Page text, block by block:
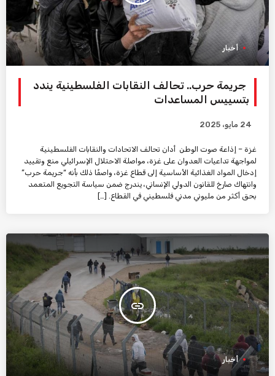
أخبار
جريمة حرب.. تحالف النقابات الفلسطينية يندد
بتسييس المساعدات
24 مايو، 2025
غزة – إذاعة صوت الوطن أدان تحالف الاتحادات والنقابات الفلسطينية
لمواجهة تداعيات العدوان على غزة، مواصلة الاحتلال الإسرائيلي منع وتقييد
إدخال المواد الغذائية الأساسية إلى قطاع غزة، واصفًا ذلك بأنه “جريمة حرب”
وانتهاك صارخ للقانون الدولي الإنساني، يندرج ضمن سياسة التجويع المتعمد
بحق أكثر من مليوني مدني فلسطيني في القطاع. […]
insert_link
أخبار